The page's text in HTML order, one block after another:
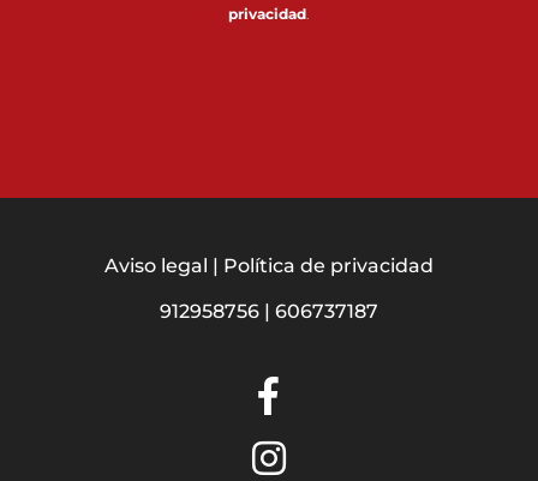
privacidad.
Aviso legal | Política de privacidad
912958756| 606737187